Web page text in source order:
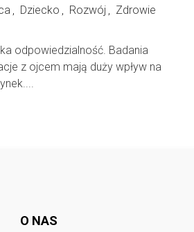
Dziecko Rozwój
Zdrowie
odpowiedzialność. Badania
z ojcem mają duży wpływ na
O NAS